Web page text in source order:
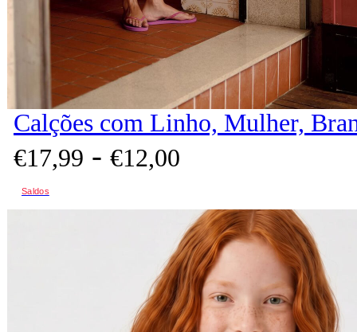
Calções com Linho, Mulher,
€17,99 - €12,00
Saldos